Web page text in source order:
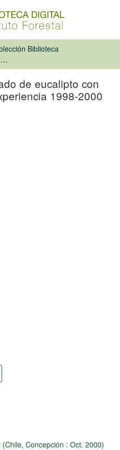
Biblioteca
Cosecha y descortezado de eucalipto con alta mecanización. Experiencia 1998-2000
de eucalipto con
1998-2000
Concepción : Oct. 2000)